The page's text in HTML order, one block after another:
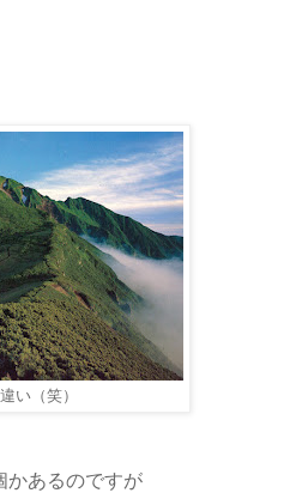
違い（笑）
かあるのですが